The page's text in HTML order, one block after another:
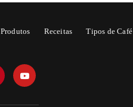
Produtos Receitas Tipos de Café